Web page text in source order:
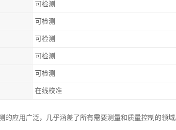
可检测
可检测
可检测
可检测
可检测
在线校准
的应用广泛，几乎涵盖了所有需要测量和质量控制的领域